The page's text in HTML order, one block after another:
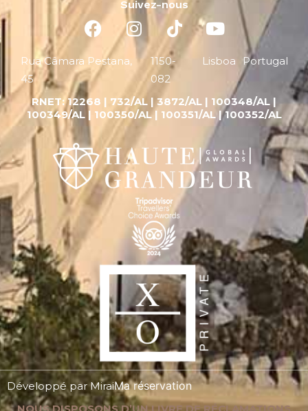
Suivez-nous
Rua Câmara Pestana,
45
1150-
082
Lisboa Portugal
RNET:12268 | 732/AL | 3872/AL | 100348/AL |
100349/AL | 100350/AL | 100351/AL | 100352/AL
Développé parMiraiMa réservation
NOUS DISPOSONS D’UN LIVRE DE RÉCLAMATIONS